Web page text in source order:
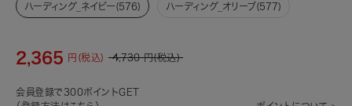
ハーディング_ネイビー(576) ハーディング_オリーブ(577)
2,365 円(税込) 4,730 円(税込)
会員登録で300ポイントGET